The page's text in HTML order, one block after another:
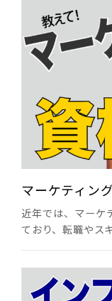
マーケティン
近年では、マーケ
ており、転職やス